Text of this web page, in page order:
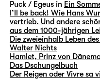
Puck / Egeus in Ein
I’ll be back! Wie Hans
vertrieb. Und andere
aus dem 1000-jährigen
Die zweieinhalb Leben
Walter Nichts
Hamlet, Prinz von
Das Dschungelbuch
Der Reigen oder Vivre sa